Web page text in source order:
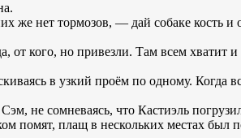
нет тормозов, — дай собаке кость и
кого, но привезли. Там всем хватит
в узкий проём по одному. Когда
не сомневаясь, что Кастиэль
помят, плащ в нескольких местах был